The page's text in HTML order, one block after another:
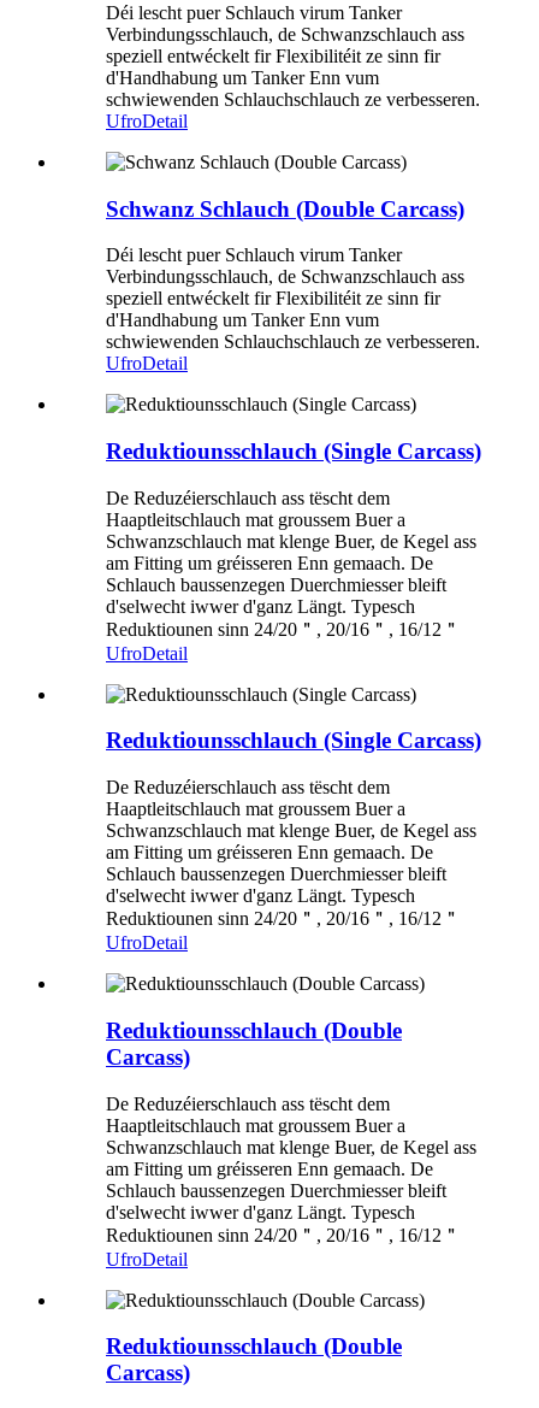
Déi lescht puer Schlauch virum Tanker
Verbindungsschlauch, de Schwanzschlauch ass
speziell entwéckelt fir Flexibilitéit ze sinn fir
d'Handhabung um Tanker Enn vum
schwiewenden Schlauchschlauch ze verbesseren.
UfroDetail
Schwanz Schlauch (Double Carcass)
Déi lescht puer Schlauch virum Tanker
Verbindungsschlauch, de Schwanzschlauch ass
speziell entwéckelt fir Flexibilitéit ze sinn fir
d'Handhabung um Tanker Enn vum
schwiewenden Schlauchschlauch ze verbesseren.
UfroDetail
Reduktiounsschlauch (Single Carcass)
De Reduzéierschlauch ass tëscht dem
Haaptleitschlauch mat groussem Buer a
Schwanzschlauch mat klenge Buer, de Kegel ass
am Fitting um gréisseren Enn gemaach. De
Schlauch baussenzegen Duerchmiesser bleift
d'selwecht iwwer d'ganz Längt. Typesch
Reduktiounen sinn 24/20＂, 20/16＂, 16/12＂
UfroDetail
Reduktiounsschlauch (Single Carcass)
De Reduzéierschlauch ass tëscht dem
Haaptleitschlauch mat groussem Buer a
Schwanzschlauch mat klenge Buer, de Kegel ass
am Fitting um gréisseren Enn gemaach. De
Schlauch baussenzegen Duerchmiesser bleift
d'selwecht iwwer d'ganz Längt. Typesch
Reduktiounen sinn 24/20＂, 20/16＂, 16/12＂
UfroDetail
Reduktiounsschlauch (Double
Carcass)
De Reduzéierschlauch ass tëscht dem
Haaptleitschlauch mat groussem Buer a
Schwanzschlauch mat klenge Buer, de Kegel ass
am Fitting um gréisseren Enn gemaach. De
Schlauch baussenzegen Duerchmiesser bleift
d'selwecht iwwer d'ganz Längt. Typesch
Reduktiounen sinn 24/20＂, 20/16＂, 16/12＂
UfroDetail
Reduktiounsschlauch (Double
Carcass)